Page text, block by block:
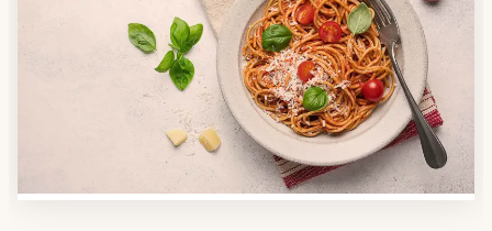
Anbieter finden
Nutzen Sie unsere große Mahlzeiten-Dienst-Suche,
um herauszufinden, welche Anbieter es in Ihrer
Region gibt und welcher am besten zu Ihnen passt.
Verschaffen Sie sich auch einen Überblick über die
Essen auf Rädern-Kosten.